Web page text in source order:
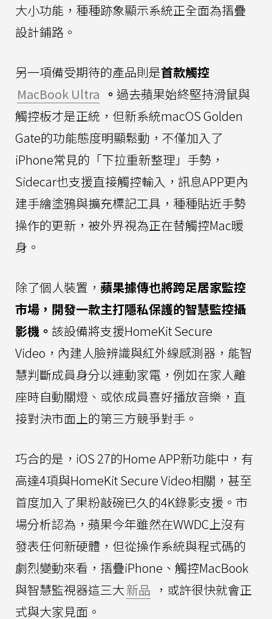
大小功能，種種跡象顯示系統正全面為摺疊
設計鋪路。
另一項備受期待的產品則是首款觸控
MacBook Ultra 。 過去蘋果始終堅持滑鼠與
觸控板才是正統，但新系統macOS Golden
Gate的功能態度明顯鬆動，不僅加入了
iPhone常見的「下拉重新整理」手勢，
Sidecar也支援直接觸控輸入，訊息APP更內
建手繪塗鴉與擴充標記工具，種種貼近手勢
操作的更新，被外界視為正在替觸控Mac暖
身。
除了個人裝置， 蘋果據傳也將跨足居家監控
市場，開發一款主打隱私保護的智慧監控攝
影機。 該設備將支援HomeKit Secure
Video，內建人臉辨識與紅外線感測器，能智
慧判斷成員身分以連動家電，例如在家人離
座時自動關燈、或依成員喜好播放音樂，直
接對決市面上的第三方競爭對手。
巧合的是，iOS 27的Home APP新功能中，有
高達4項與HomeKit Secure Video相關，甚至
首度加入了果粉敲碗已久的4K錄影支援。市
場分析認為，蘋果今年雖然在WWDC上沒有
發表任何新硬體，但從操作系統與程式碼的
劇烈變動來看，摺疊iPhone、觸控MacBook
與智慧監視器這三大新品 ，或許很快就會正
式與大家見面。